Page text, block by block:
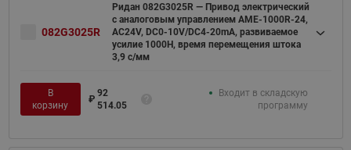
082G3025R
Ридан 082G3025R — Привод электрический
с аналоговым управлением AME-1000R-24,
AC24V, DC0-10V/DC4-20mA, развиваемое
усилие 1000Н, время перемещения штока
3,9 с/мм
В
корзину
₽
92
514.05
Входит в складскую
программу